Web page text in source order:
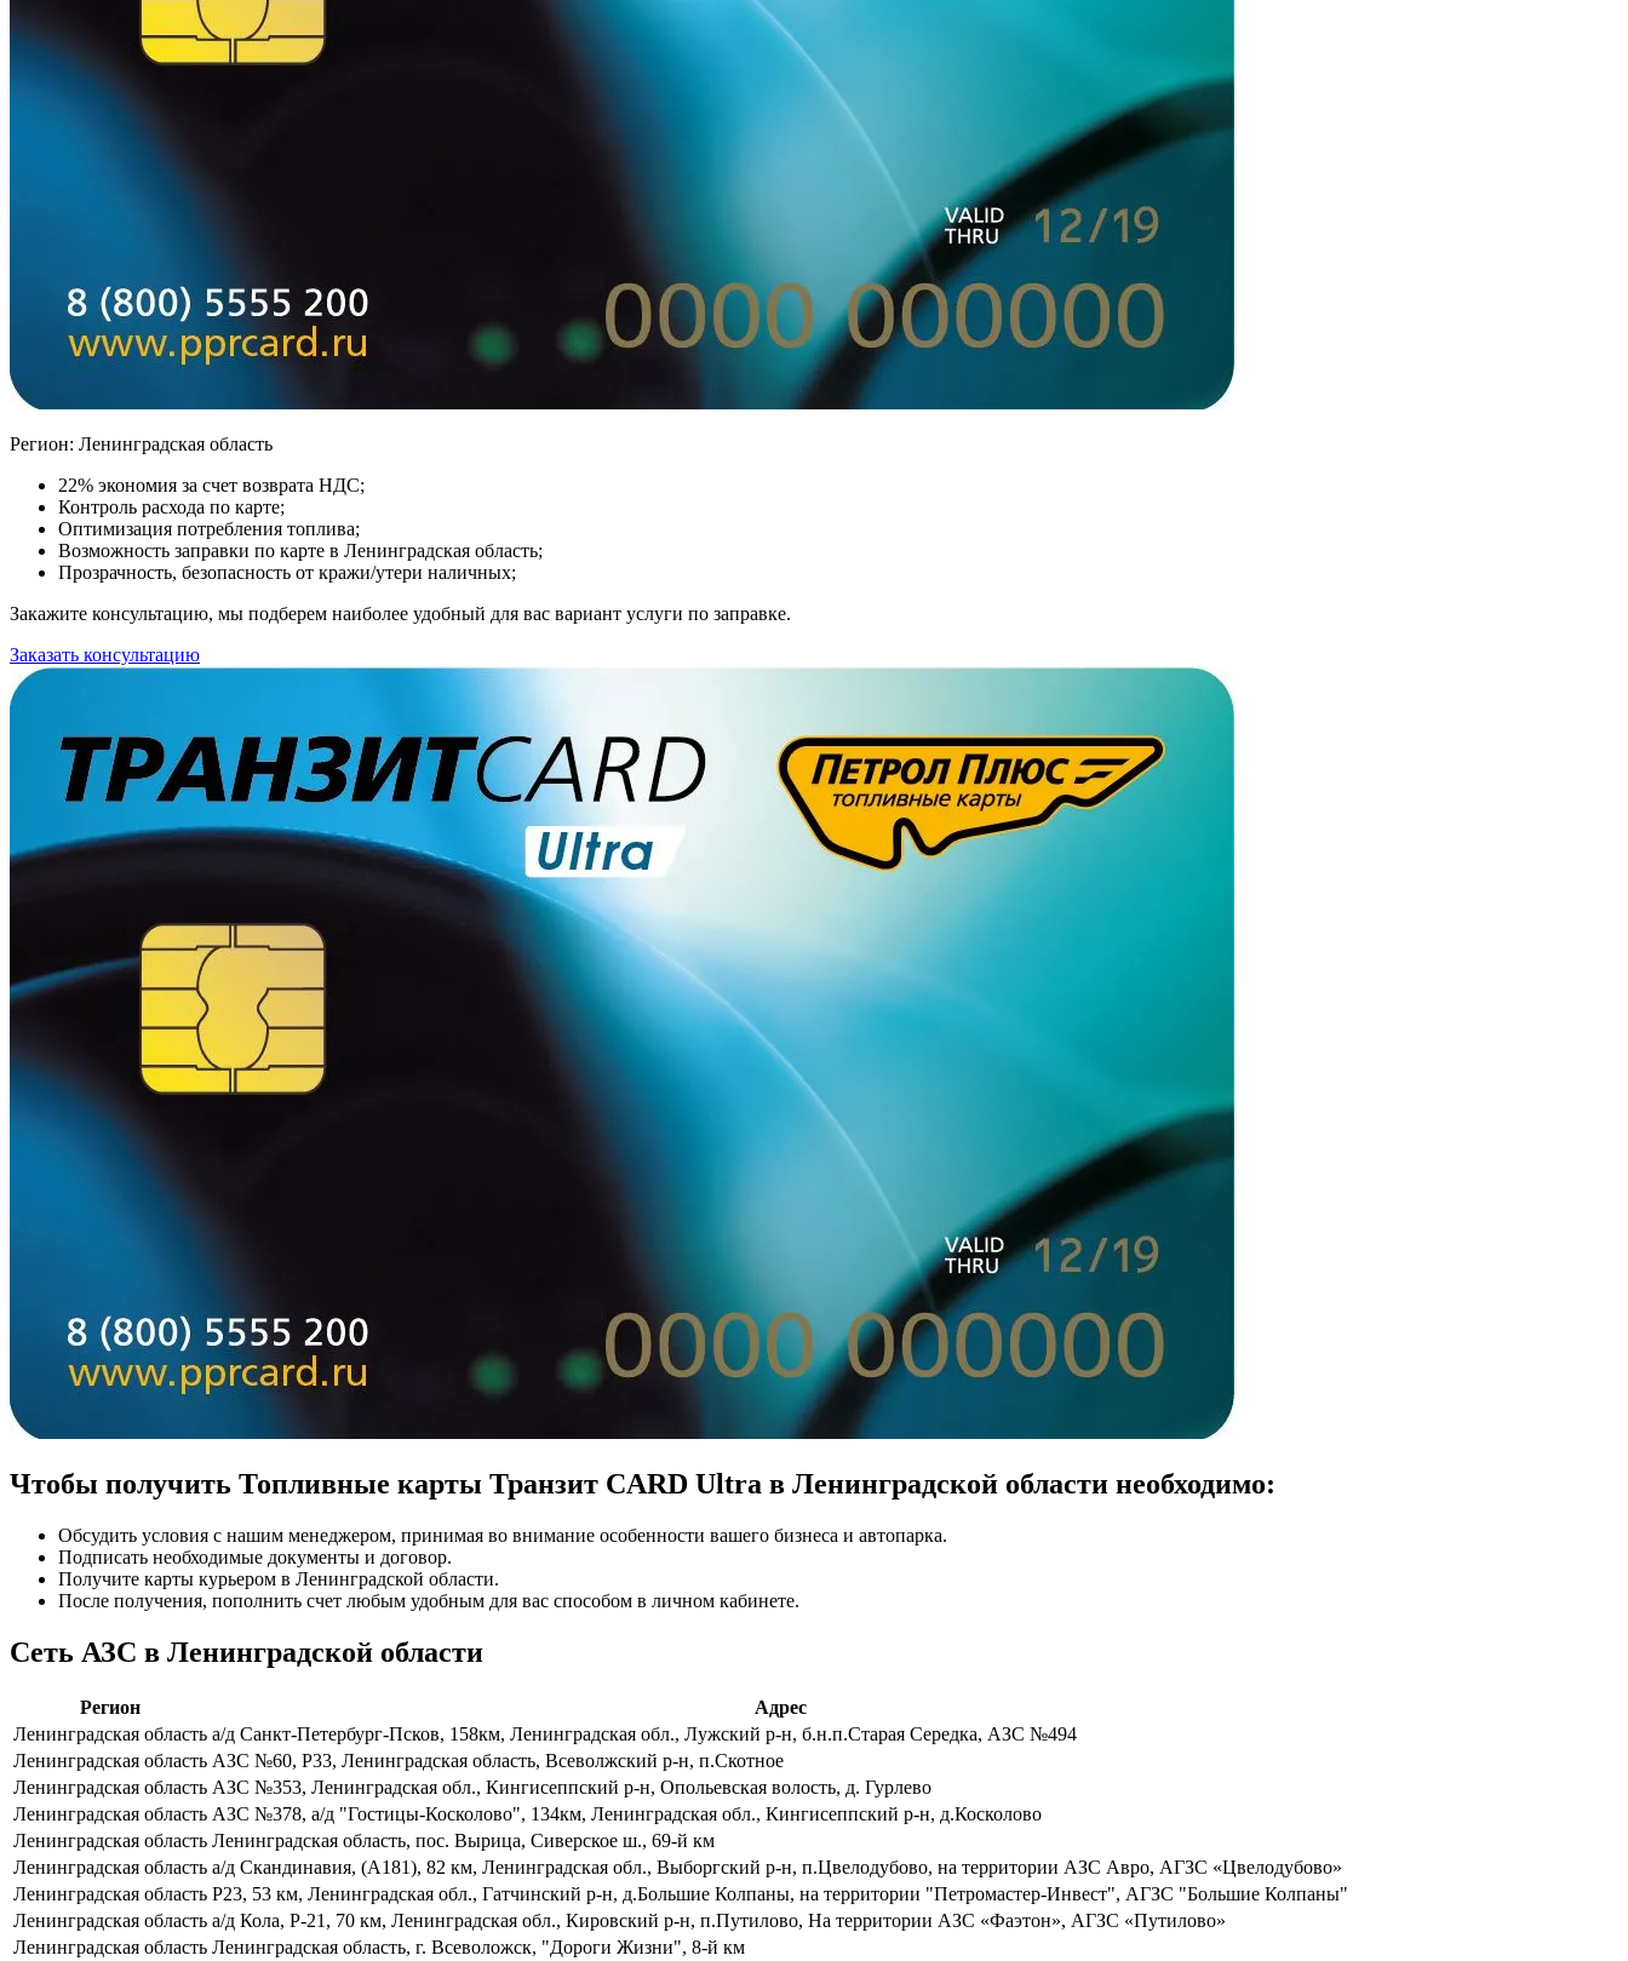
Регион: Ленинградская область
22% экономия за счет возврата НДС;
Контроль расхода по карте;
Оптимизация потребления топлива;
Возможность заправки по карте в Ленинградская область;
Прозрачность, безопасность от кражи/утери наличных;
Закажите консультацию, мы подберем наиболее удобный для вас вариант услуги по заправке.
Заказать консультацию
Чтобы получить Топливные карты Транзит CARD Ultra в Ленинградской области необходимо:
Обсудить условия с нашим менеджером, принимая во внимание особенности вашего бизнеса и автопарка.
Подписать необходимые документы и договор.
Получите карты курьером в Ленинградской области.
После получения, пополнить счет любым удобным для вас способом в личном кабинете.
Сеть АЗС в Ленинградской области
Регион
Адрес
Ленинградская область а/д Санкт-Петербург-Псков, 158км, Ленинградская обл., Лужский р-н, б.н.п.Старая Середка, АЗС №494
Ленинградская область АЗС №60, Р33, Ленинградская область, Всеволжский р-н, п.Скотное
Ленинградская область АЗС №353, Ленинградская обл., Кингисеппский р-н, Опольевская волость, д. Гурлево
Ленинградская область АЗС №378, а/д "Гостицы-Косколово", 134км, Ленинградская обл., Кингисеппский р-н, д.Косколово
Ленинградская область Ленинградская область, пос. Вырица, Сиверское ш., 69-й км
Ленинградская область а/д Скандинавия, (А181), 82 км, Ленинградская обл., Выборгский р-н, п.Цвелодубово, на территории АЗС Авро, АГЗС «Цвелодубово»
Ленинградская область Р23, 53 км, Ленинградская обл., Гатчинский р-н, д.Большие Колпаны, на территории "Петромастер-Инвест", АГЗС "Большие Колпаны"
Ленинградская область а/д Кола, Р-21, 70 км, Ленинградская обл., Кировский р-н, п.Путилово, На территории АЗС «Фаэтон», АГЗС «Путилово»
Ленинградская область Ленинградская область, г. Всеволожск, "Дороги Жизни", 8-й км